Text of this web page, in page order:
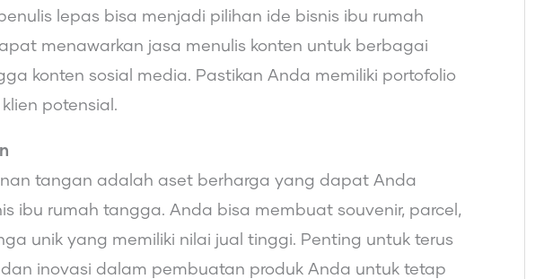
lepas bisa menjadi pilihan ide bisnis ibu rumah
menawarkan jasa menulis konten untuk berbagai
konten sosial media. Pastikan Anda memiliki portofolio
potensial.
tangan adalah aset berharga yang dapat Anda
ibu rumah tangga. Anda bisa membuat souvenir, parcel,
unik yang memiliki nilai jual tinggi. Penting untuk terus
inovasi dalam pembuatan produk Anda untuk tetap